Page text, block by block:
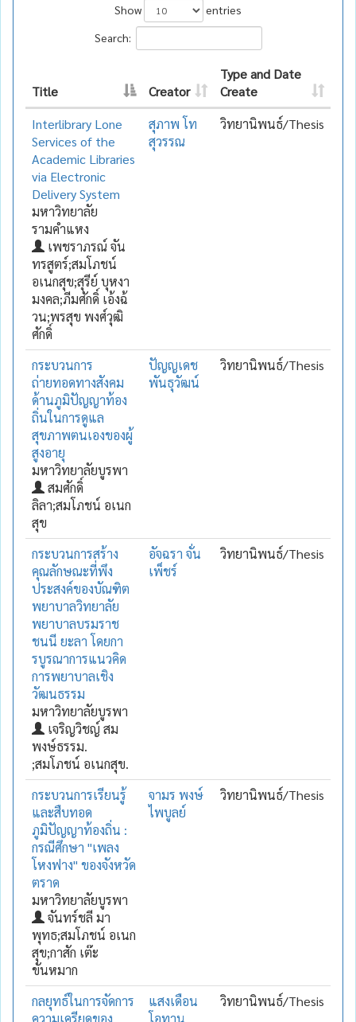
Show
entries
Search:
Title Creator
Type and Date
Create
Interlibrary Lone
Services of the
Academic Libraries
via Electronic
Delivery System
มหาวิทยาลัย
รามคำแหง
เพชราภรณ์ จัน
ทรสูตร์;สมโภชน์
อเนกสุข;สุรีย์ บุหงา
มงคล;ภีมศักดิ์ เอ้งฉ้
วน;พรสุข พงศ์วุฒิ
ศักดิ์
สุภาพ โท
สุวรรณ
วิทยานิพนธ์/Thesis
กระบวนการ
ถ่ายทอดทางสังคม
ด้านภูมิปัญญาท้อง
ถิ่นในการดูแล
สุขภาพตนเองของผู้
สูงอายุ
มหาวิทยาลัยบูรพา
สมศักดิ์
ลิลา;สมโภชน์ อเนก
สุข
ปัญญเดช
พันธุวัฒน์
วิทยานิพนธ์/Thesis
กระบวนการสร้าง
คุณลักษณะที่พึง
ประสงค์ของบัณฑิต
พยาบาลวิทยาลัย
พยาบาลบรมราช
ชนนี ยะลา โดยกา
รบูรณาการแนวคิด
การพยาบาลเชิง
วัฒนธรรม
มหาวิทยาลัยบูรพา
เจริญวิชญ์ สม
พงษ์ธรรม.
;สมโภชน์ อเนกสุข.
อัจฉรา จั่น
เพ็ชร์
วิทยานิพนธ์/Thesis
กระบวนการเรียนรู้
และสืบทอด
ภูมิปัญญาท้องถิ่น :
กรณีศึกษา "เพลง
โหงฟาง" ของจังหวัด
ตราด
มหาวิทยาลัยบูรพา
จันทร์ชลี มา
พุทธ;สมโภชน์ อเนก
สุข;กาสัก เต๊ะ
ขันหมาก
จามร พงษ์
ไพบูลย์
วิทยานิพนธ์/Thesis
กลยุทธ์ในการจัดการ
ความเครียดของ
แสงเดือน
โอทาน
วิทยานิพนธ์/Thesis